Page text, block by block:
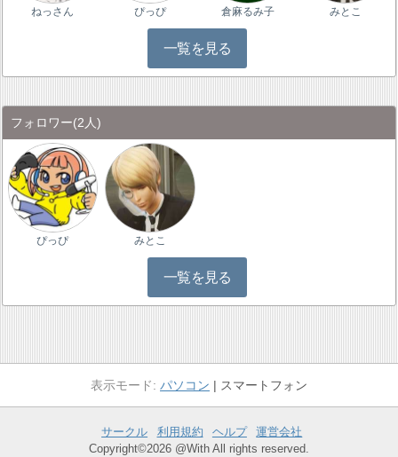
ねっさん ぴっぴ 倉麻るみ子 みとこ
一覧を見る
フォロワー(2人)
ぴっぴ みとこ
一覧を見る
パソコン スマートフォン
サークル 利用規約 ヘルプ
運営会社
Copyright©2026 @With All rights reserved.